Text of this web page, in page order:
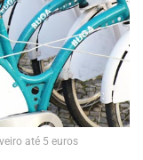
até 5 euros